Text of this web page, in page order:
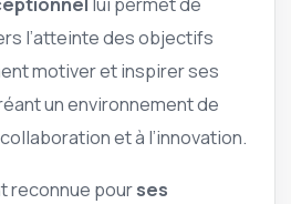
l’atteinte des objectifs
motiver et inspirer ses
un environnement de
et à l’innovation.
reconnue pourses